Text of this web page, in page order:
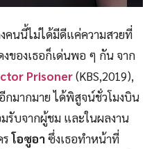
คนนี้ไม่ได้มีดีแค่ความสวยที่
ของเธอก็เด่นพอ ๆ กัน จาก
Prisoner(KBS,2019),
กมากมาย ได้พิสูจน์ชั่วโมงบิน
รับจากผู้ชม และในผลงาน
รโอซูอาซึ่งเธอทำหน้าที่